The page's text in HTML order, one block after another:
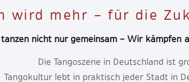
wird mehr – für die
nicht nur gemeinsam – Wir kämpfen
Die Tangoszene in Deutschland ist
Tangokultur lebt in praktisch jeder Stadt in